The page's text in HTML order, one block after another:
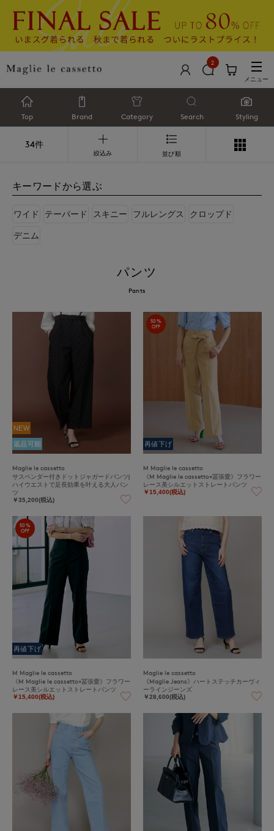
2
メニュー
Top Brand Category Search Styling
34件
絞込み 並び順
キーワードから選ぶ
ワイド テーパード スキニー フルレングス クロップド
デニム
パンツ
Pants
NEW
返品可能
Maglie le cassetto
サスペンダー付きドットジャガードパンツ|
ハイウエストで足長効果を叶える大人パン
ツ
￥35,200(税込)
50%
OFF
再値下げ
M Maglie le cassetto
《M Maglie le cassetto×冨張愛》フラワー
レース美シルエットストレートパンツ
￥15,400(税込)
50%
OFF
再値下げ
M Maglie le cassetto
《M Maglie le cassetto×冨張愛》フラワー
レース美シルエットストレートパンツ
￥15,400(税込)
Maglie le cassetto
《Maglie Jeans》ハートステッチカーヴィ
ーラインジーンズ
￥28,600(税込)